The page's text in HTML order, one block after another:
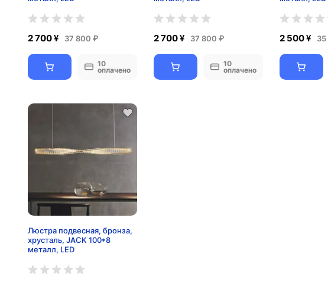
2 700 ¥ 37 800 ₽
10
оплачено
2 700 ¥ 37 800 ₽
10
оплачено
2 500 ¥
Люстра подвесная, бронза,
хрусталь, JACK 100*8
металл, LED